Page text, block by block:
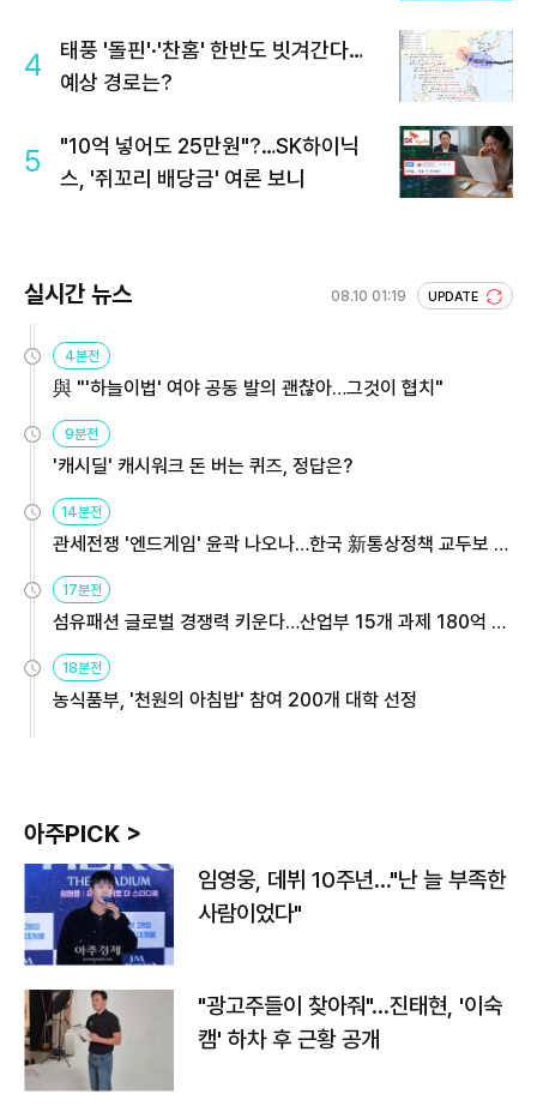
4
태풍 '돌핀'·'찬홈' 한반도 빗겨간다…
예상 경로는?
5
"10억 넣어도 25만원"?…SK하이닉
스, '쥐꼬리 배당금' 여론 보니
실시간 뉴스 08.10 01:19 UPDATE
4분전
與 "'하늘이법' 여야 공동 발의 괜찮아…그것이 협치"
9분전
'캐시딜' 캐시워크 돈 버는 퀴즈, 정답은?
14분전
관세전쟁 '엔드게임' 윤곽 나오나…한국 新통상정책 교두보 활
17분전
섬유패션 글로벌 경쟁력 키운다…산업부 15개 과제 180억 지
18분전
농식품부, '천원의 아침밥' 참여 200개 대학 선정
아주PICK >
임영웅, 데뷔 10주년…"난 늘 부족한
사람이었다"
"광고주들이 찾아줘"…진태현, '이숙
캠' 하차 후 근황 공개